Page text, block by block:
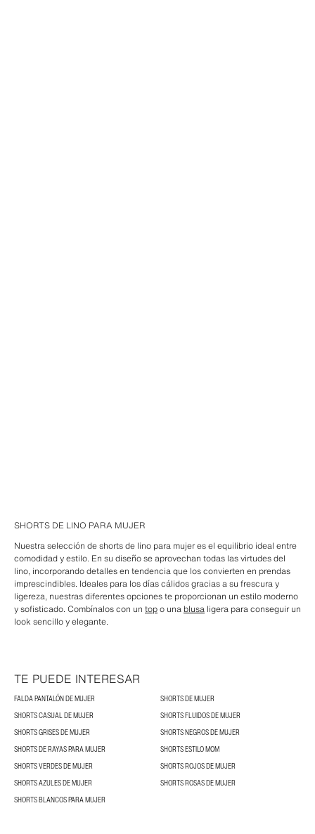
SHORTS DE LINO PARA MUJER
Nuestra selección de shorts de lino para mujer es el equilibrio ideal entre
comodidad y estilo. En su diseño se aprovechan todas las virtudes del
lino, incorporando detalles en tendencia que los convierten en prendas
imprescindibles. Ideales para los días cálidos gracias a su frescura y
ligereza, nuestras diferentes opciones te proporcionan un estilo moderno
y sofisticado. Combínalos con un topo una blusa ligera para conseguir un
look sencillo y elegante.
TE PUEDE INTERESAR
FALDA PANTALÓN DE MUJER
SHORTS DE MUJER
SHORTS CASUAL DE MUJER
SHORTS FLUIDOS DE MUJER
SHORTS GRISES DE MUJER
SHORTS NEGROS DE MUJER
SHORTS DE RAYAS PARA MUJER
SHORTS ESTILO MOM
SHORTS VERDES DE MUJER
SHORTS ROJOS DE MUJER
SHORTS AZULES DE MUJER
SHORTS ROSAS DE MUJER
SHORTS BLANCOS PARA MUJER